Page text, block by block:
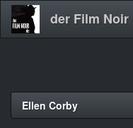
Direkt
der Film Noir
Ellen Corby